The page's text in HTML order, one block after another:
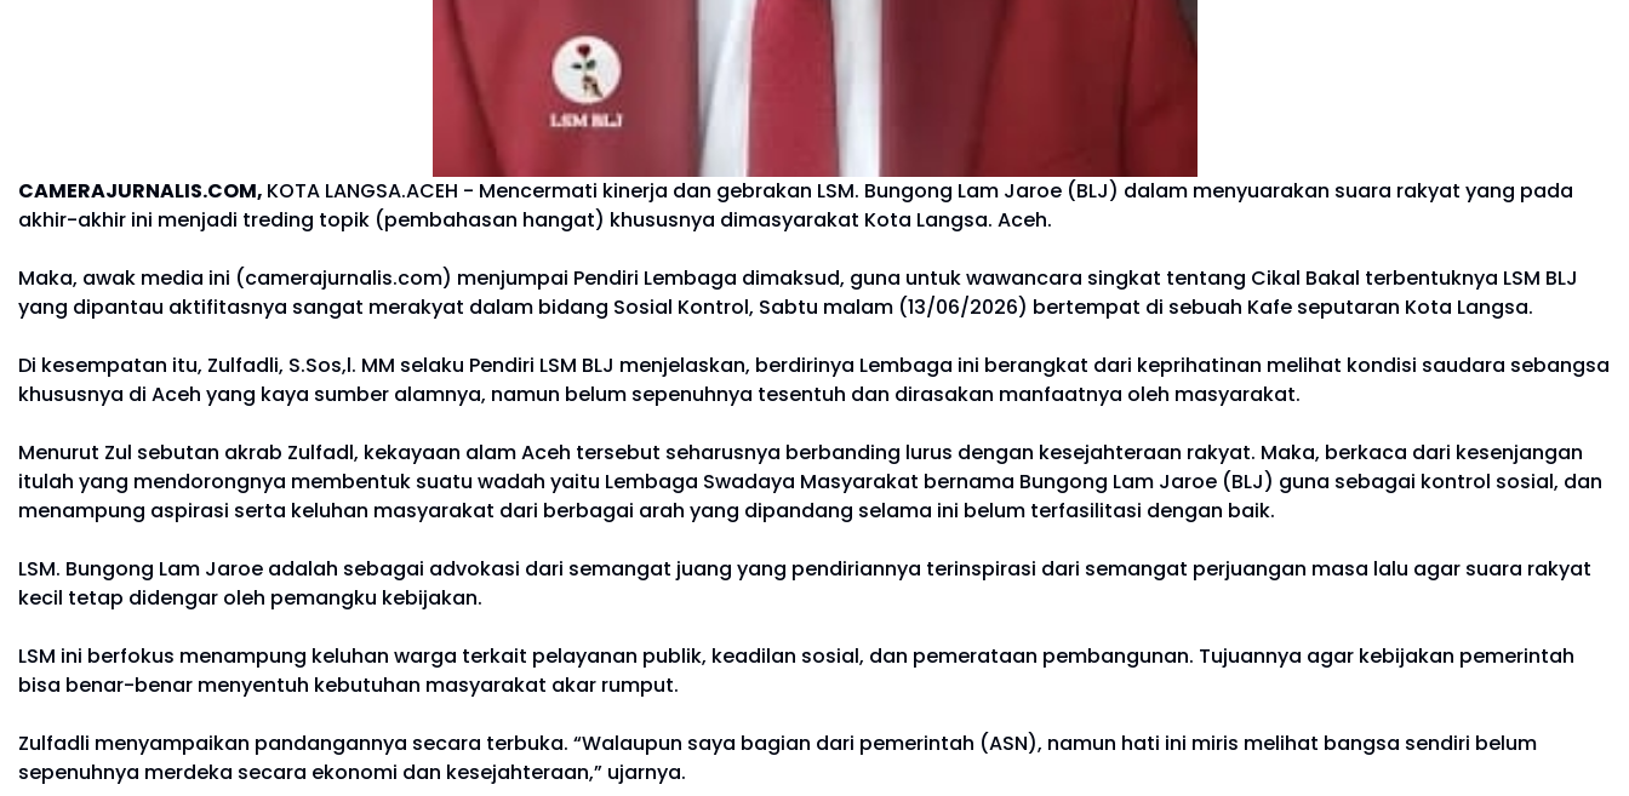
CAMERAJURNALIS.COM, KOTA LANGSA.ACEH - Mencermati kinerja dan gebrakan LSM. Bungong Lam Jaroe (BLJ) dalam menyuarakan suara rakyat yang pada
akhir-akhir ini menjadi treding topik (pembahasan hangat) khususnya dimasyarakat Kota Langsa. Aceh.
Maka, awak media ini (camerajurnalis.com) menjumpai Pendiri Lembaga dimaksud, guna untuk wawancara singkat tentang Cikal Bakal terbentuknya LSM BLJ
yang dipantau aktifitasnya sangat merakyat dalam bidang Sosial Kontrol, Sabtu malam (13/06/2026) bertempat di sebuah Kafe seputaran Kota Langsa.
Di kesempatan itu, Zulfadli, S.Sos,l. MM selaku Pendiri LSM BLJ menjelaskan, berdirinya Lembaga ini berangkat dari keprihatinan melihat kondisi saudara sebangsa
khususnya di Aceh yang kaya sumber alamnya, namun belum sepenuhnya tesentuh dan dirasakan manfaatnya oleh masyarakat.
Menurut Zul sebutan akrab Zulfadl, kekayaan alam Aceh tersebut seharusnya berbanding lurus dengan kesejahteraan rakyat. Maka, berkaca dari kesenjangan
itulah yang mendorongnya membentuk suatu wadah yaitu Lembaga Swadaya Masyarakat bernama Bungong Lam Jaroe (BLJ) guna sebagai kontrol sosial, dan
menampung aspirasi serta keluhan masyarakat dari berbagai arah yang dipandang selama ini belum terfasilitasi dengan baik.
LSM. Bungong Lam Jaroe adalah sebagai advokasi dari semangat juang yang pendiriannya terinspirasi dari semangat perjuangan masa lalu agar suara rakyat
kecil tetap didengar oleh pemangku kebijakan.
LSM ini berfokus menampung keluhan warga terkait pelayanan publik, keadilan sosial, dan pemerataan pembangunan. Tujuannya agar kebijakan pemerintah
bisa benar-benar menyentuh kebutuhan masyarakat akar rumput.
Zulfadli menyampaikan pandangannya secara terbuka. “Walaupun saya bagian dari pemerintah (ASN), namun hati ini miris melihat bangsa sendiri belum
sepenuhnya merdeka secara ekonomi dan kesejahteraan,” ujarnya.